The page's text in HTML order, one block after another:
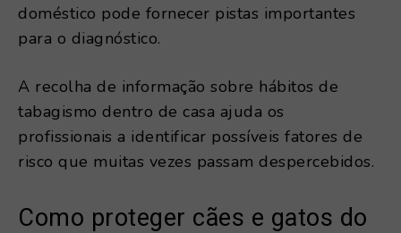
doméstico pode fornecer pistas importantes
para o diagnóstico.
A recolha de informação sobre hábitos de
tabagismo dentro de casa ajuda os
profissionais a identificar possíveis fatores de
risco que muitas vezes passam despercebidos.
Como proteger cães e gatos do